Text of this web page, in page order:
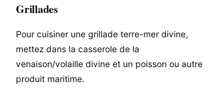
Grillades
Pour cuisiner une grillade terre-mer divine,
mettez dans la casserole de la
venaison/volaille divine et un poisson ou autre
produit maritime.